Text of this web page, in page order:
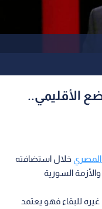
الأقليمي..
خلال استضافته
السورية
للبقاء فهو يعتمد